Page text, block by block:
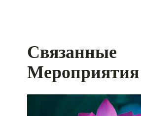
Связанные
Мероприятия